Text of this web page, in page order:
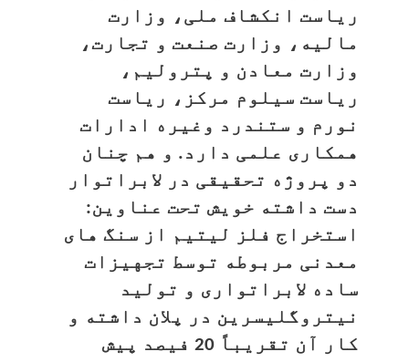
ریاست انکشاف ملی، وزارت
مالیه، وزارت صنعت و تجارت،
وزارت معادن و پترولیم،
ریاست سیلوم مرکز، ریاست
نورم و ستندرد وغیره ادارات
همکاری علمی دارد. و هم چنان
دو پروژه تحقیقی در لابراتوار
دست داشته خویش تحت عناوین:
استخراج فلز لیتیم از سنگ های
معدنی مربوطه توسط تجهیزات
ساده لابراتواری و تولید
نیتروگلیسرین در پلان داشته و
کار آن تقریباً 20 فیصد پیش